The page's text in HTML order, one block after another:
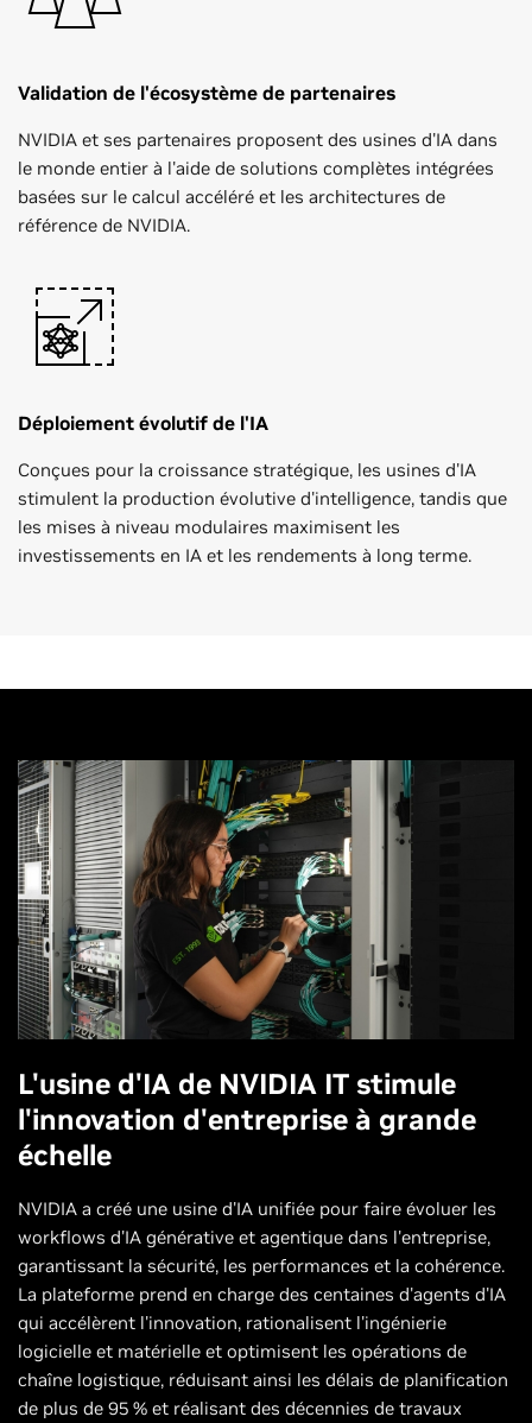
Validation de l'écosystème de partenaires
NVIDIA et ses partenaires proposent des usines d'IA dans
le monde entier à l'aide de solutions complètes intégrées
basées sur le calcul accéléré et les architectures de
référence de NVIDIA.
Déploiement évolutif de l'IA
Conçues pour la croissance stratégique, les usines d'IA
stimulent la production évolutive d'intelligence, tandis que
les mises à niveau modulaires maximisent les
investissements en IA et les rendements à long terme.
L'usine d'IA de NVIDIA IT stimule
l'innovation d'entreprise à grande
échelle
NVIDIA a créé une usine d'IA unifiée pour faire évoluer les
workflows d'IA générative et agentique dans l'entreprise,
garantissant la sécurité, les performances et la cohérence.
La plateforme prend en charge des centaines d'agents d'IA
qui accélèrent l'innovation, rationalisent l'ingénierie
logicielle et matérielle et optimisent les opérations de
chaîne logistique, réduisant ainsi les délais de planification
de plus de 95 % et réalisant des décennies de travaux